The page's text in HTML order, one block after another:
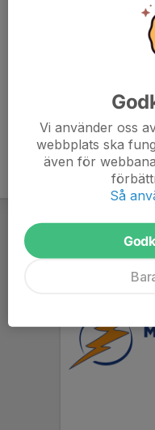
OBS! En blankett
måndagsträningen.
Vi använder oss
webbplats ska
även för
Så